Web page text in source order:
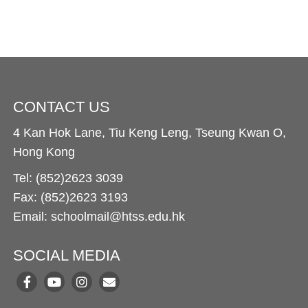
CONTACT US
4 Kan Hok Lane, Tiu Keng Leng, Tseung Kwan O,
Hong Kong
Tel: (852)2623 3039
Fax: (852)2623 3193
Email: schoolmail@htss.edu.hk
SOCIAL MEDIA